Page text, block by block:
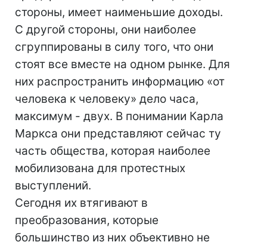
стороны, имеет наименьшие доходы.
С другой стороны, они наиболее
сгруппированы в силу того, что они
стоят все вместе на одном рынке. Для
них распространить информацию «от
человека к человеку» дело часа,
максимум - двух. В понимании Карла
Маркса они представляют сейчас ту
часть общества, которая наиболее
мобилизована для протестных
выступлений.
Сегодня их втягивают в
преобразования, которые
большинство из них объективно не